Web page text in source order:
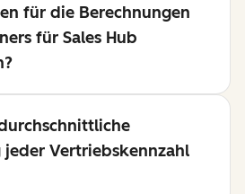
für die Berechnungen
für Sales Hub
jeder Vertriebskennzahl